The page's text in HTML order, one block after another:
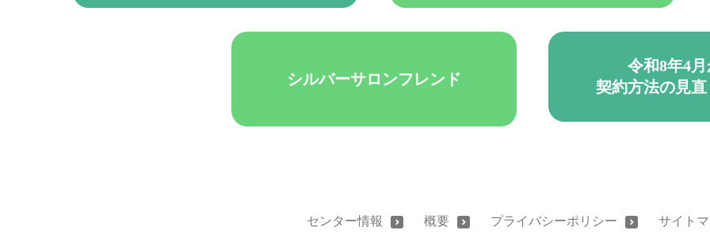
シルバーサロンフレンド
令和8年4
契約方法の見
センター情報 概要 プライバシーポリシー サイト